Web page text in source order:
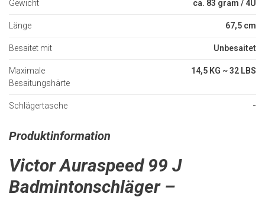
Gewicht ca. 83 gram / 4U
Länge 67,5 cm
Besaitet mit Unbesaitet
Maximale
Besaitungshärte
14,5 KG ~ 32 LBS
Schlägertasche -
Produktinformation
Victor Auraspeed 99 J
Badmintonschläger –